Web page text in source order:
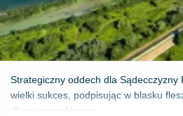
Strategiczny oddech dla Sądecczyzny
wielki sukces, podpisując w blasku
długo wyczekiwane...